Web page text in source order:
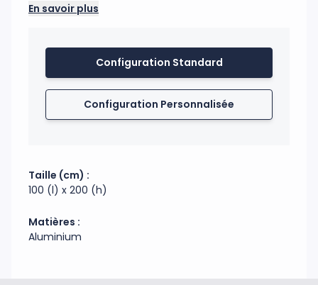
Enrouleur en aluminium double-face. Affiche norme
sont montées sur leur propre sytème
d’enroulement. Une seule tige en aluminium les
maintient en haut. Un renfort métallique sous le
corps assure la rigidité de l’ensemble. Le sac de
transport matelassé est en polyester. 1 colis
Fabrication : France
En savoir plus
Configuration Standard
Configuration Personnalisée
Taille (cm) :
100 (l) x 200 (h)
Matières :
Aluminium